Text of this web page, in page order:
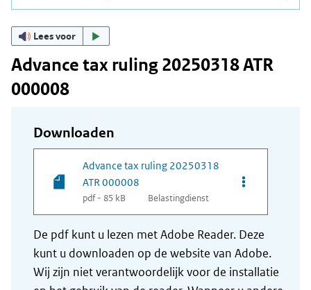
Lees voor
Advance tax ruling 20250318 ATR
000008
Downloaden
Advance tax ruling 20250318
ATR 000008
pdf - 85 kB Belastingdienst
Opties van
De pdf kunt u lezen met Adobe Reader. Deze
kunt u downloaden op de website van Adobe.
Wij zijn niet verantwoordelijk voor de installatie